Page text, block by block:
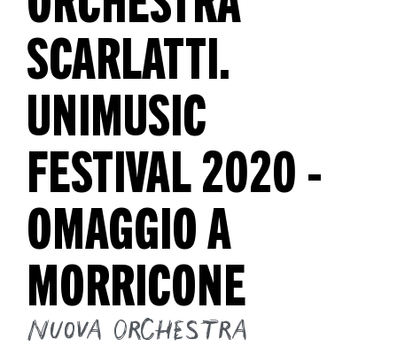
SCARLATTI.
UNIMUSIC
FESTIVAL 2020 -
OMAGGIO A
MORRICONE
Nuova Orchestra